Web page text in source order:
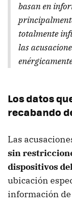
basan en
totalmente
las
Los datos
recabando
Las
sin
dispositivos
ubicación
información